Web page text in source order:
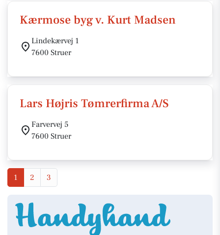
Kærmose byg v. Kurt Madsen
Lindekærvej 1
7600 Struer
Lars Højris Tømrerfirma A/S
Farvervej 5
7600 Struer
1 2 3